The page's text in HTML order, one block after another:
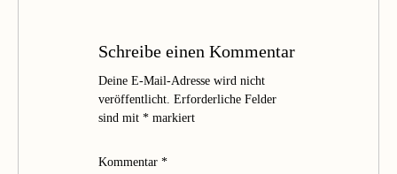
Schreibe einen Kommentar
Deine E-Mail-Adresse wird nicht
veröffentlicht. Erforderliche Felder
sind mit * markiert
Kommentar *